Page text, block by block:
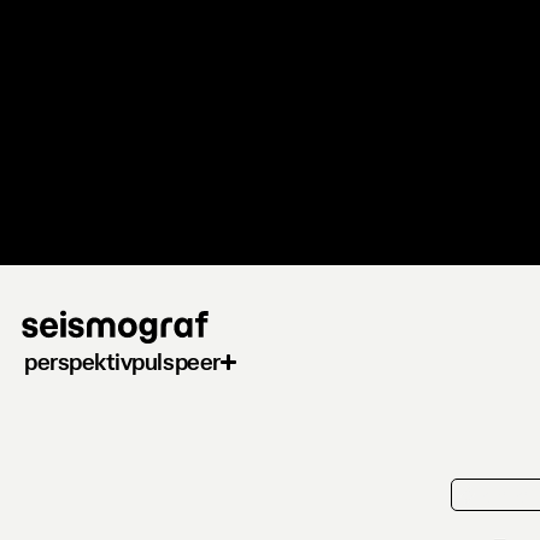
perspektivpulspeer